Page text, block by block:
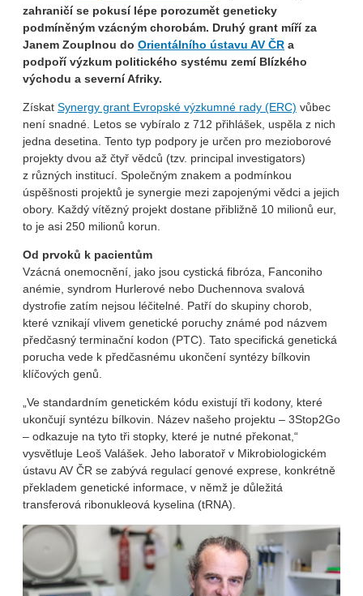
zahraničí se pokusí lépe porozumět geneticky
podmíněným vzácným chorobám. Druhý grant míří za
Janem Zouplnou do Orientálního ústavu AV ČR a
podpoří výzkum politického systému zemí Blízkého
východu a severní Afriky.
Získat Synergy grant Evropské výzkumné rady (ERC) vůbec
není snadné. Letos se vybíralo z 712 přihlášek, uspěla z nich
jedna desetina. Tento typ podpory je určen pro mezioborové
projekty dvou až čtyř vědců (tzv. principal investigators)
z různých institucí. Společným znakem a podmínkou
úspěšnosti projektů je synergie mezi zapojenými vědci a jejich
obory. Každý vítězný projekt dostane přibližně 10 milionů eur,
to je asi 250 milionů korun.
Od prvoků k pacientům
Vzácná onemocnění, jako jsou cystická fibróza, Fanconiho
anémie, syndrom Hurlerové nebo Duchennova svalová
dystrofie zatím nejsou léčitelné. Patří do skupiny chorob,
které vznikají vlivem genetické poruchy známé pod názvem
předčasný terminační kodon (PTC). Tato specifická genetická
porucha vede k předčasnému ukončení syntézy bílkovin
klíčových genů.
„Ve standardním genetickém kódu existují tři kodony, které
ukončují syntézu bílkovin. Název našeho projektu – 3Stop2Go
– odkazuje na tyto tři stopky, které je nutné překonat,“
vysvětluje Leoš Valášek. Jeho laboratoř v Mikrobiologickém
ústavu AV ČR se zabývá regulací genové exprese, konkrétně
překladem genetické informace, v němž je důležitá
transferová ribonukleová kyselina (tRNA).